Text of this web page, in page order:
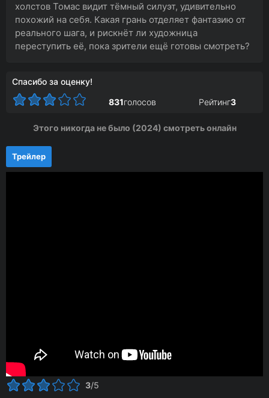
холстов Томас видит тёмный силуэт, удивительно
похожий на себя. Какая грань отделяет фантазию от
реального шага, и рискнёт ли художница
переступить её, пока зрители ещё готовы смотреть?
Спасибо за оценку!
831голосов Рейтинг3
Этого никогда не было (2024) смотреть онлайн
Трейлер
3/5